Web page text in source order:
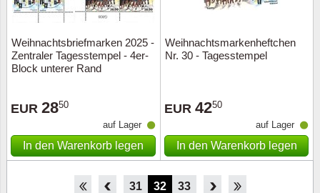
Weihnachtsbriefmarken 2025 -
Zentraler Tagesstempel - 4er-
Block unterer Rand
EUR 2850
auf Lager
In den Warenkorb legen
Weihnachtsmarkenheftchen
Nr. 30 - Tagesstempel
EUR 4250
auf Lager
In den Warenkorb legen
29 30 31 32 33 34